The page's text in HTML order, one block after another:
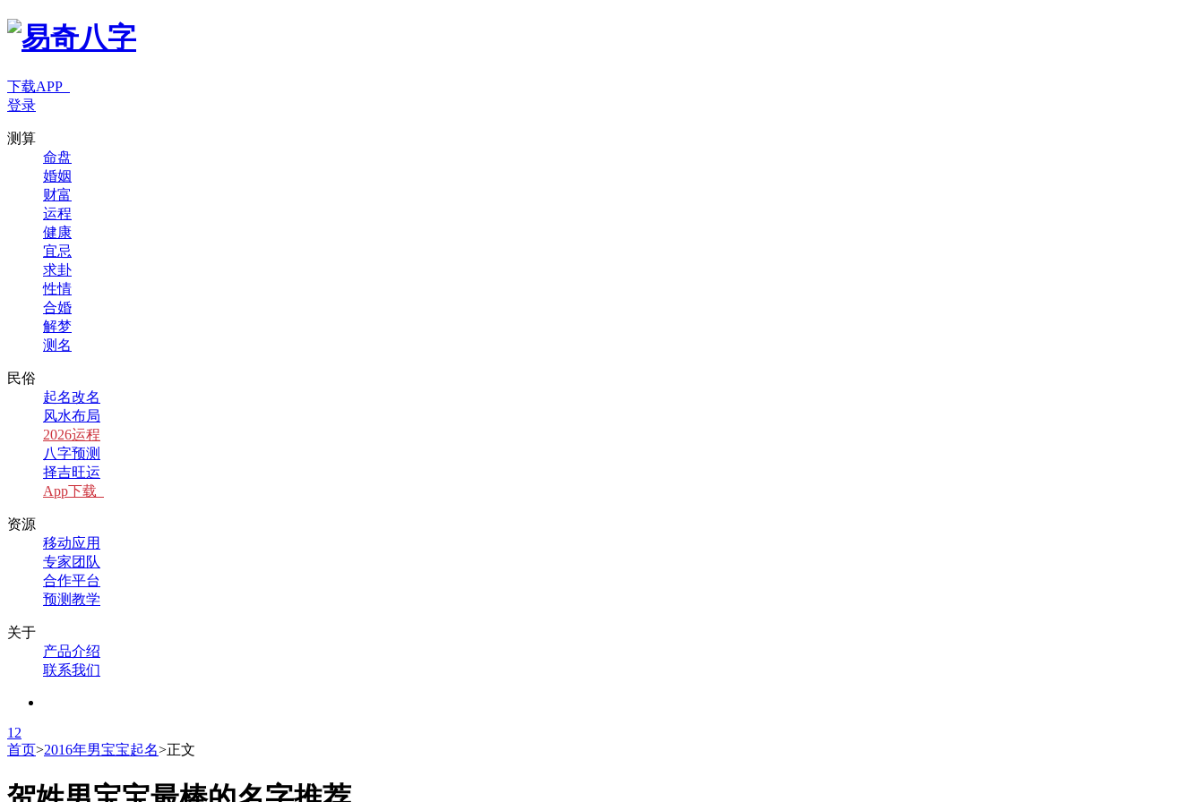
下载APP
登录
测算
命盘
婚姻
财富
运程
健康
宜忌
求卦
性情
合婚
解梦
测名
民俗
起名改名
风水布局
2026运程
八字预测
择吉旺运
App下载
资源
移动应用
专家团队
合作平台
预测教学
关于
产品介绍
联系我们
1 2
首页>2016年男宝宝起名>正文